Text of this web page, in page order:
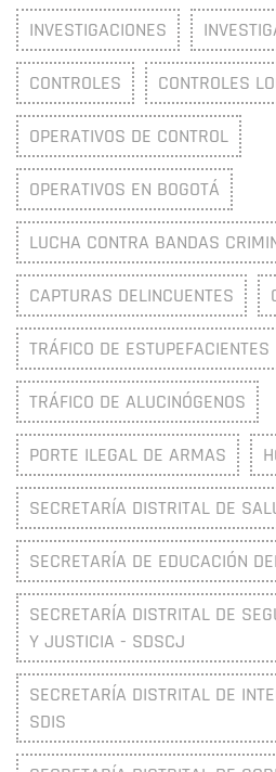
INVESTIGACIONES
CONTROLES CONTROLES
OPERATIVOS DE CONTROL
OPERATIVOS EN BOGOTÁ
LUCHA CONTRA BANDAS
CAPTURAS DELINCUENTES
TRÁFICO DE ESTUPEFACIENTES
TRÁFICO DE ALUCINÓGENOS
PORTE ILEGAL DE ARMAS
SECRETARÍA DISTRITAL DE
SECRETARÍA DE EDUCACIÓN
SECRETARÍA DISTRITAL DE
Y JUSTICIA - SDSCJ
SECRETARÍA DISTRITAL DE
SDIS